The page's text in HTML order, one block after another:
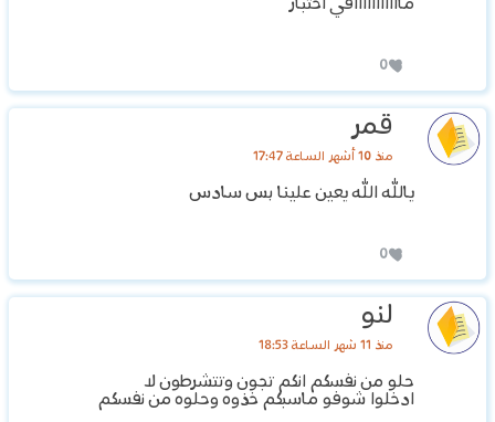
مااااااااااافي اختبار
0
قمر
منذ 10 أشهر الساعة 17:47
يالله الله يعين علينا بس سادس
0
لنو
منذ 11 شهر الساعة 18:53
حلو من نفسكم انكم تجون وتتشرطون لا
ادخلوا شوفو ماسبكم خذوه وحلوه من نفسكم